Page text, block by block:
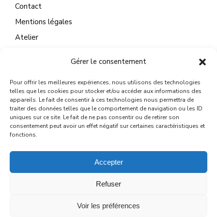
Gérer le consentement
Pour offrir les meilleures expériences, nous utilisons des technologies
telles que les cookies pour stocker et/ou accéder aux informations des
appareils. Le fait de consentir à ces technologies nous permettra de
traiter des données telles que le comportement de navigation ou les ID
uniques sur ce site. Le fait de ne pas consentir ou de retirer son
consentement peut avoir un effet négatif sur certaines caractéristiques et
fonctions.
Accepter
Refuser
Voir les préférences
Contact
Mentions légales
Atelier
CONTACT
22 Quai du Mail
45130 Meung sur Loire
michelelegallo@wanadoo.fr